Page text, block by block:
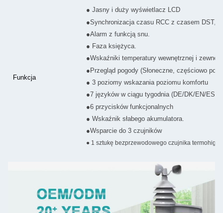
Funkcja
● Jasny i duży wyświetlacz LCD
●Synchronizacja czasu RCC z czasem DST,
●Alarm z funkcją snu.
● Faza księżyca.
●Wskaźniki temperatury wewnętrznej i
●Przegląd pogody (Słoneczne, częściowo
● 3 poziomy wskazania poziomu komfortu
●7 języków w ciągu tygodnia (DE/DK/EN/ES/
●6 przycisków funkcjonalnych
● Wskaźnik słabego akumulatora.
●Wsparcie do 3 czujników
● 1 sztukę bezprzewodowego czujnika